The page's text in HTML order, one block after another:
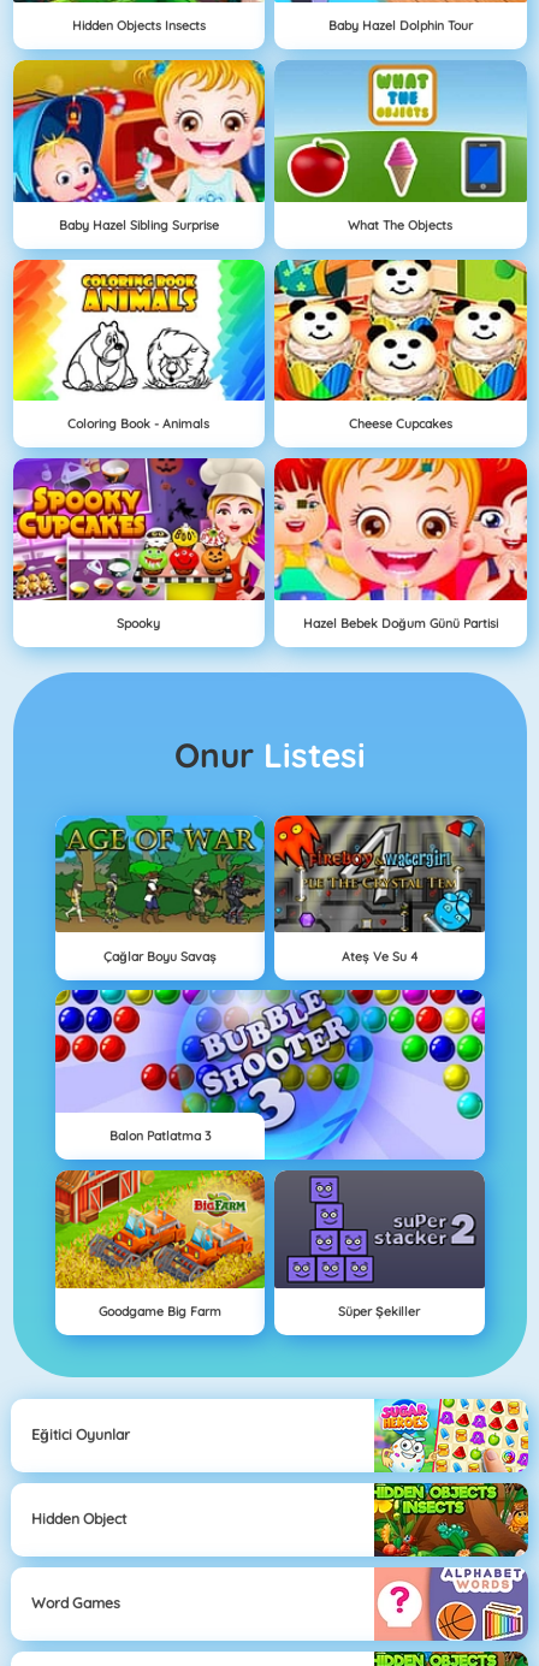
Hidden Objects Insects Baby Hazel Dolphin Tour
Baby Hazel Sibling Surprise What The Objects
Coloring Book - Animals Cheese Cupcakes
Spooky Hazel Bebek Doğum Günü Partisi
Onur Listesi
Çağlar Boyu Savaş Ateş Ve Su 4
Balon Patlatma 3
Goodgame Big Farm Süper Şekiller
Eğitici Oyunlar
Hidden Object
Word Games